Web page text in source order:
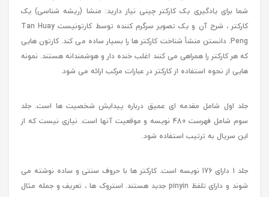
شما برای یادگیری یک کارکتر چینی نیاز دارید: منشا (ریشه شناسی) یک
کارکتر ، شرح آن و یک تصویر سرگرم کننده توسط کارتونیست Tan Huay
Peng. دانستن منشأ شناخت کارکتر ها را بسیار ساده می کند. کارتون هایی
که هر کارکتر را همراهی می کنند اغلب خنده دار و هوشمندانه هستند. نمونه
هایی از نحوه استفاده از کارکتر در عبارات مرکب ارائه می شود.
جلد اول شامل مقدمه ای عمیق درباره پیدایش شخصیت ها است. جلد
سوم شامل فهرست 480 نویسه و موقعیت آنها است. نیازی نیست که از
این سریال به ترتیب استفاده شود.
جلد 1 دارای 176 نویسه است. کارکتر ها با حروف سنتی و ساده نوشته می
شوند و دارای تلفظ pinyin جدید هستند. استروک ها ، تعریف و جمله مثال